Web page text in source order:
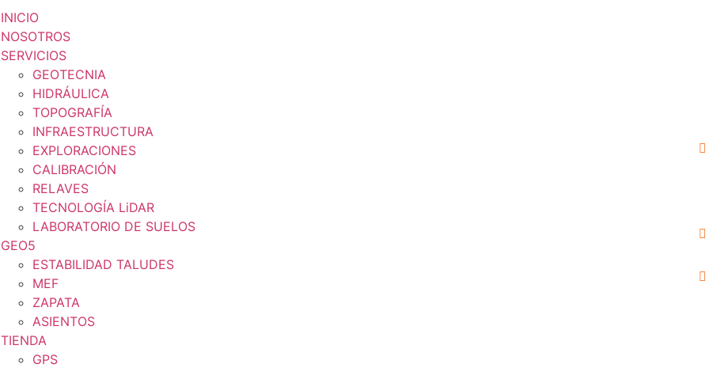
INICIO
NOSOTROS
SERVICIOS
GEOTECNIA
HIDRÁULICA
TOPOGRAFÍA
INFRAESTRUCTURA
EXPLORACIONES
CALIBRACIÓN
RELAVES
TECNOLOGÍA LiDAR
LABORATORIO DE SUELOS
GEO5
ESTABILIDAD TALUDES
MEF
ZAPATA
ASIENTOS
TIENDA
GPS